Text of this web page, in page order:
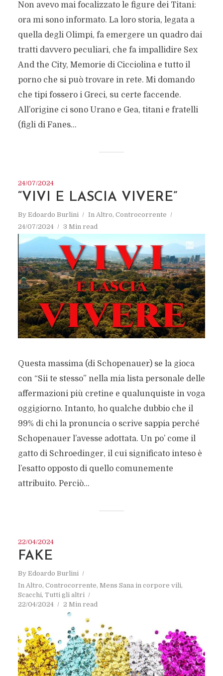
Non avevo mai focalizzato le figure dei Titani:
ora mi sono informato. La loro storia, legata a
quella degli Olimpi, fa emergere un quadro dai
tratti davvero peculiari, che fa impallidire Sex
And the City, Memorie di Cicciolina e tutto il
porno che si può trovare in rete. Mi domando
che tipi fossero i Greci, su certe faccende.
All’origine ci sono Urano e Gea, titani e fratelli
(figli di Fanes...
24/07/2024
“VIVI E LASCIA VIVERE”
By Edoardo Burlini In Altro, Controcorrente
24/07/2024
3 Min read
Questa massima (di Schopenauer) se la gioca
con “Sii te stesso” nella mia lista personale delle
affermazioni più cretine e qualunquiste in voga
oggigiorno. Intanto, ho qualche dubbio che il
99% di chi la pronuncia o scrive sappia perché
Schopenauer l’avesse adottata. Un po’ come il
gatto di Schroedinger, il cui significato inteso è
l’esatto opposto di quello comunemente
attribuito. Perciò...
22/04/2024
FAKE
By Edoardo Burlini
In Altro, Controcorrente, Mens Sana in corpore vili,
Scacchi, Tutti gli altri
22/04/2024
2 Min read